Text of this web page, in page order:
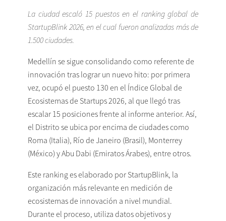
La ciudad escaló 15 puestos en el ranking global de
StartupBlink 2026, en el cual fueron analizadas más de
1.500 ciudades.
Medellín se sigue consolidando como referente de
innovación tras lograr un nuevo hito: por primera
vez, ocupó el puesto 130 en el Índice Global de
Ecosistemas de Startups 2026, al que llegó tras
escalar 15 posiciones frente al informe anterior. Así,
el Distrito se ubica por encima de ciudades como
Roma (Italia), Río de Janeiro (Brasil), Monterrey
(México) y Abu Dabi (Emiratos Árabes), entre otros.
Este ranking es elaborado por StartupBlink, la
organización más relevante en medición de
ecosistemas de innovación a nivel mundial.
Durante el proceso, utiliza datos objetivos y